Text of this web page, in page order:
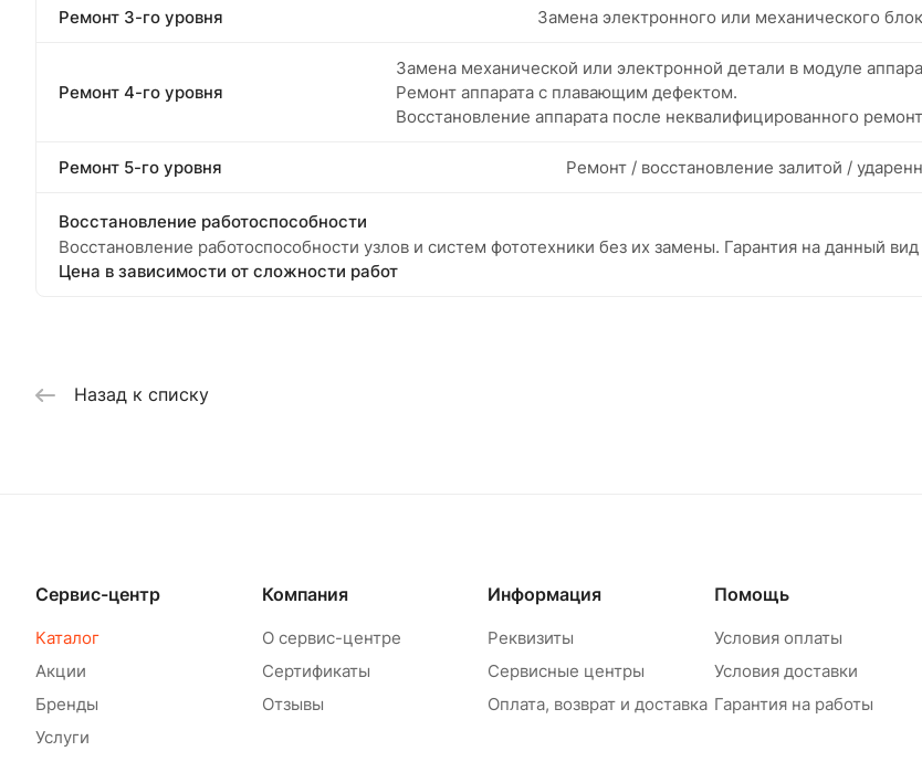
Ремонт 3-го уровня Замена электронного или механического
Ремонт 4-го уровня
Замена механической или электронной детали в модуле
Ремонт аппарата с плавающим дефектом.
Восстановление аппарата после неквалифицированного
Ремонт 5-го уровня Ремонт / восстановление залитой /
Восстановление работоспособности
Восстановление работоспособности узлов и систем фототехники без их замены. Гарантия на данный
Цена в зависимости от сложности работ
Назад к списку
Сервис-центр
Каталог
Акции
Бренды
Услуги
Компания
О сервис-центре
Сертификаты
Отзывы
Информация
Реквизиты
Сервисные центры
Оплата, возврат и доставка
Помощь
Условия оплаты
Условия доставки
Гарантия на работы